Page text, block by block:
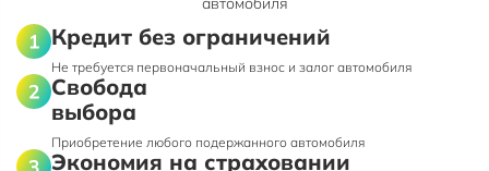
Кредит без ограничений
Не требуется первоначальный взнос и залог автомобиля
Свобода
выбора
Приобретение любого подержанного автомобиля
Экономия на страховании